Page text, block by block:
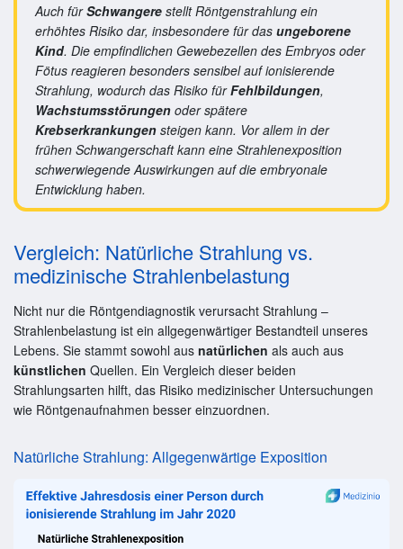
Auch fürSchwangere stellt Röntgenstrahlung ein
erhöhtes Risiko dar, insbesondere für das ungeborene
Kind. Die empfindlichen Gewebezellen des Embryos oder
Fötus reagieren besonders sensibel auf ionisierende
Strahlung, wodurch das Risiko fürFehlbildungen,
Wachstumsstörungen oder spätere
Krebserkrankungen steigen kann. Vor allem in der
frühen Schwangerschaft kann eine Strahlenexposition
schwerwiegende Auswirkungen auf die embryonale
Entwicklung haben.
Vergleich: Natürliche Strahlung vs.
medizinische Strahlenbelastung
Nicht nur die Röntgendiagnostik verursacht Strahlung –
Strahlenbelastung ist ein allgegenwärtiger Bestandteil unseres
Lebens. Sie stammt sowohl aus natürlichen als auch aus
künstlichen Quellen. Ein Vergleich dieser beiden
Strahlungsarten hilft, das Risiko medizinischer Untersuchungen
wie Röntgenaufnahmen besser einzuordnen.
Natürliche Strahlung: Allgegenwärtige Exposition